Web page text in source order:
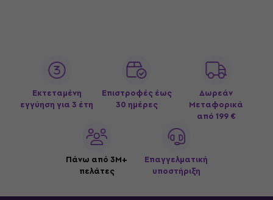
Εκτεταμένη
εγγύηση για 3 έτη
Επιστροφές έως
30 ημέρες
Δωρεάν
Μεταφορικά
από 199 €
Πάνω από 3M+
πελάτες
Επαγγελματική
υποστήριξη